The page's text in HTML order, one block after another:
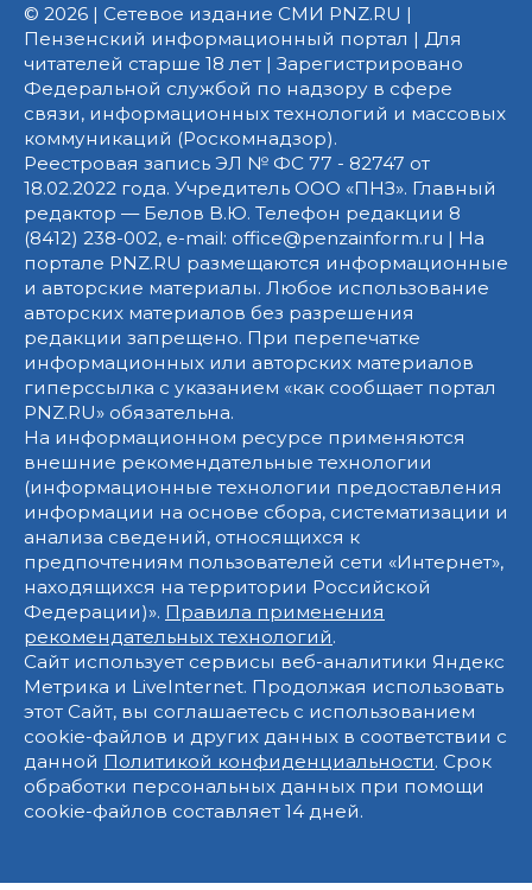
© 2026 | Сетевое издание СМИ PNZ.RU |
Пензенский информационный портал | Для
читателей старше 18 лет | Зарегистрировано
Федеральной службой по надзору в сфере
связи, информационных технологий и массовых
коммуникаций (Роскомнадзор).
Реестровая запись ЭЛ № ФС 77 - 82747 от
18.02.2022 года. Учредитель ООО «ПНЗ». Главный
редактор — Белов В.Ю. Телефон редакции 8
(8412) 238-002, e-mail: office@penzainform.ru | На
портале PNZ.RU размещаются информационные
и авторские материалы. Любое использование
авторских материалов без разрешения
редакции запрещено. При перепечатке
информационных или авторских материалов
гиперссылка с указанием «как сообщает портал
PNZ.RU» обязательна.
На информационном ресурсе применяются
внешние рекомендательные технологии
(информационные технологии предоставления
информации на основе сбора, систематизации и
анализа сведений, относящихся к
предпочтениям пользователей сети «Интернет»,
находящихся на территории Российской
Федерации)». Правила применения
рекомендательных технологий.
Сайт использует сервисы веб-аналитики Яндекс
Метрика и LiveInternet. Продолжая использовать
этот Сайт, вы соглашаетесь с использованием
cookie-файлов и других данных в соответствии с
данной Политикой конфиденциальности. Срок
обработки персональных данных при помощи
cookie-файлов составляет 14 дней.